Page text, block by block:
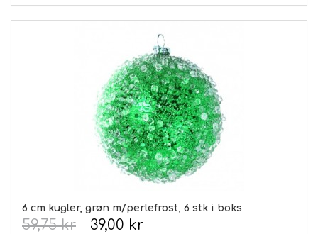
6 cm kugler, grøn m/perlefrost, 6 stk i boks
39,00 kr
59,75 kr